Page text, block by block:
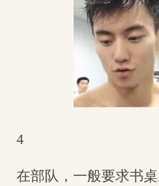
4
在部队，一般要求书